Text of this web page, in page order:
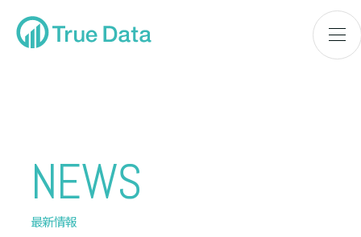
NEWS
最新情報